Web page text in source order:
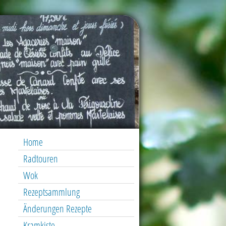
Home
Radtouren
Wok
Rezeptsammlung
Änderungen Rezepte